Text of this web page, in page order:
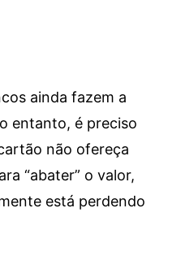
ainda fazem a
entanto, é preciso
não ofereça
“abater” o valor,
está perdendo